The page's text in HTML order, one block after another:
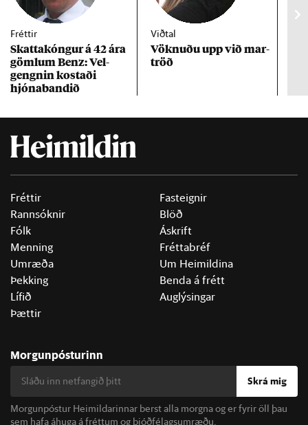
Fréttir
Skattakóng­ur á 42 ára
göml­um Benz: Vel­
gengn­in kostaði
hjóna­band­ið
Viðtal
Vökn­uðu upp við mar­
tröð
Fréttir
Rannsóknir
Fólk
Menning
Umræða
Þekking
Lífið
Þættir
Fasteignir
Blöð
Áskrift
Fréttabréf
Um Heimildina
Benda á frétt
Auglýsingar
Morgunpósturinn
Skrá mig
Morgunpóstur Heimildarinnar berst alla morgna og er fyrir öll þau
sem hafa áhuga á fréttum og þjóðfélagsumræðu.